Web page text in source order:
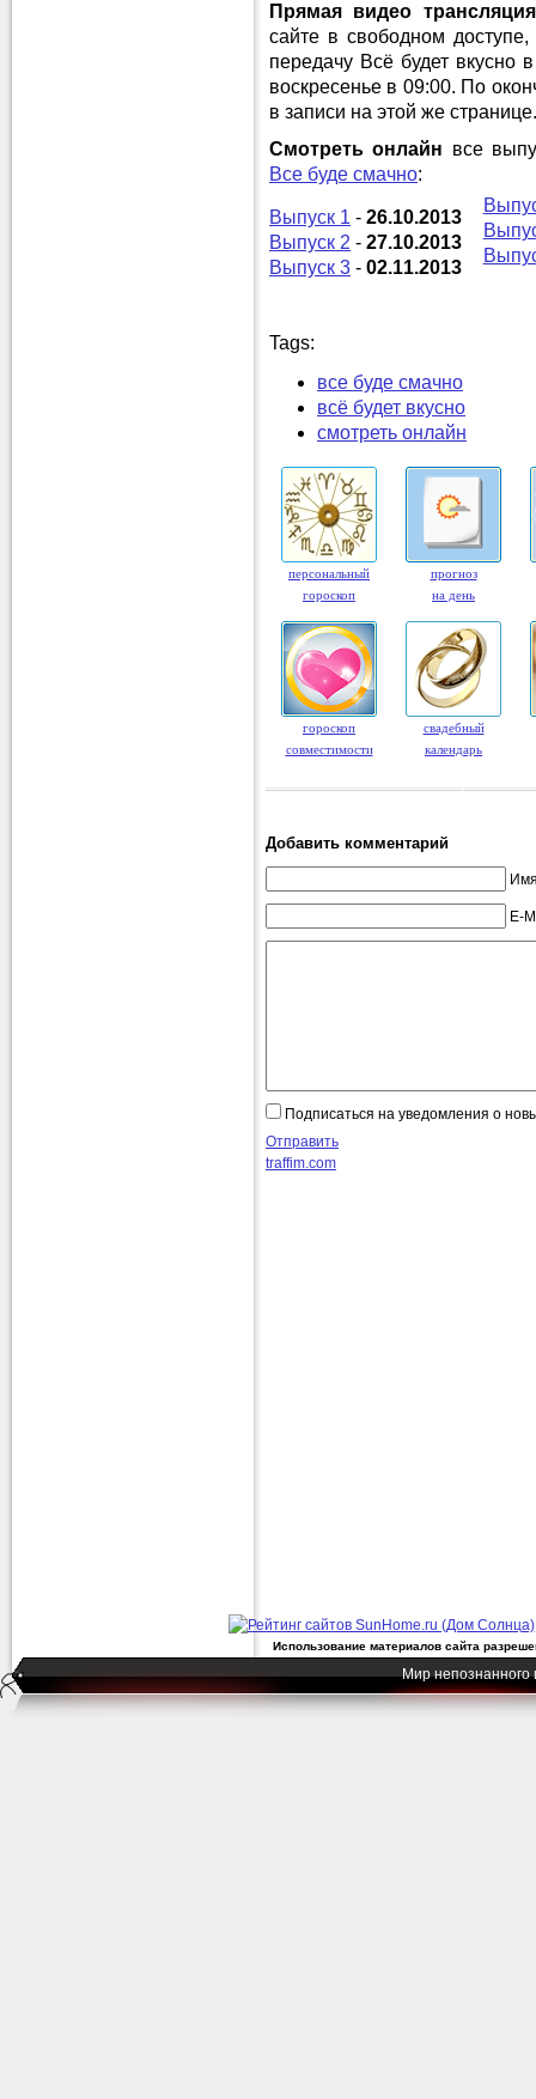
Прямая видео трансляция
сайте в свободном
передачу Всё будет
воскресенье в 09:00. По
в записи на этой же странице.
Смотреть онлайн все
Все буде смачно:
Выпуск 1 - 26.10.2013
Выпуск 2 - 27.10.2013
Выпуск 3 - 02.11.2013
Tags:
все буде смачно
всё будет вкусно
смотреть онлайн
персональный
гороскоп
прогноз
на день
гороскоп
совместимости
свадебный
календарь
Добавить комментарий
E-
Подписаться на уведомления о
Отправить
traffim.com
Использование материалов сайта
Мир непознанного